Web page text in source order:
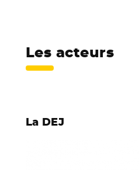
Les acteurs
La DEJ